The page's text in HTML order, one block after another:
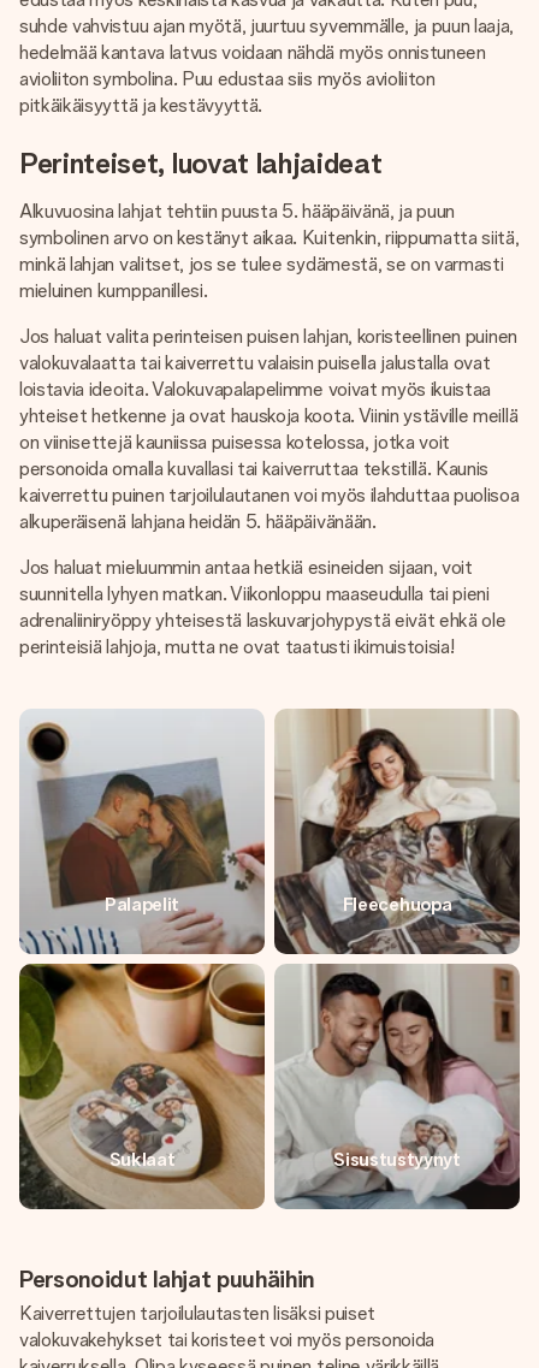
suhde vahvistuu ajan myötä, juurtuu syvemmälle, ja puun laaja,
hedelmää kantava latvus voidaan nähdä myös onnistuneen
avioliiton symbolina. Puu edustaa siis myös avioliiton
pitkäikäisyyttä ja kestävyyttä.
Perinteiset, luovat lahjaideat
Alkuvuosina lahjat tehtiin puusta 5. hääpäivänä, ja puun
symbolinen arvo on kestänyt aikaa. Kuitenkin, riippumatta siitä,
minkä lahjan valitset, jos se tulee sydämestä, se on varmasti
mieluinen kumppanillesi.
Jos haluat valita perinteisen puisen lahjan, koristeellinen puinen
valokuvalaatta tai kaiverrettu valaisin puisella jalustalla ovat
loistavia ideoita. Valokuvapalapelimme voivat myös ikuistaa
yhteiset hetkenne ja ovat hauskoja koota. Viinin ystäville meillä
on viinisettejä kauniissa puisessa kotelossa, jotka voit
personoida omalla kuvallasi tai kaiverruttaa tekstillä. Kaunis
kaiverrettu puinen tarjoilulautanen voi myös ilahduttaa puolisoa
alkuperäisenä lahjana heidän 5. hääpäivänään.
Jos haluat mieluummin antaa hetkiä esineiden sijaan, voit
suunnitella lyhyen matkan. Viikonloppu maaseudulla tai pieni
adrenaliiniryöppy yhteisestä laskuvarjohypystä eivät ehkä ole
perinteisiä lahjoja, mutta ne ovat taatusti ikimuistoisia!
Palapelit Fleecehuopa
Suklaat Sisustustyynyt
Personoidut lahjat puuhäihin
Kaiverrettujen tarjoilulautasten lisäksi puiset
valokuvakehykset tai koristeet voi myös personoida